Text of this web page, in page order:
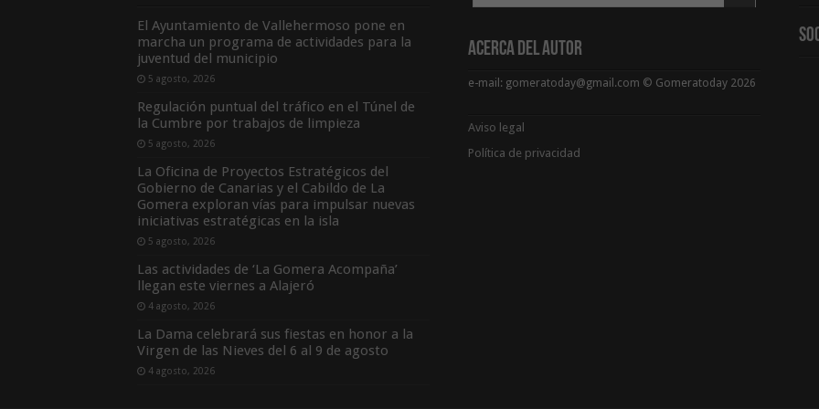
El Ayuntamiento de Vallehermoso pone en
marcha un programa de actividades para la
juventud del municipio
5 agosto, 2026
Regulación puntual del tráfico en el Túnel de
la Cumbre por trabajos de limpieza
5 agosto, 2026
La Oficina de Proyectos Estratégicos del
Gobierno de Canarias y el Cabildo de La
Gomera exploran vías para impulsar nuevas
iniciativas estratégicas en la isla
5 agosto, 2026
Las actividades de ‘La Gomera Acompaña’
llegan este viernes a Alajeró
4 agosto, 2026
La Dama celebrará sus fiestas en honor a la
Virgen de las Nieves del 6 al 9 de agosto
4 agosto, 2026
Acerca del Autor
e-mail: gomeratoday@gmail.com © Gomeratoday 2026
Aviso legal
Política de privacidad